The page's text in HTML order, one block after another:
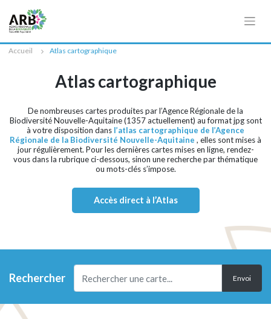
Accueil Atlas cartographique
Atlas cartographique
De nombreuses cartes produites par l’Agence Régionale de la
Biodiversité Nouvelle-Aquitaine (1357 actuellement) au format jpg sont
à votre disposition dans l’atlas cartographique de l’Agence
Régionale de la Biodiversité Nouvelle-Aquitaine , elles sont mises à
jour régulièrement. Pour les dernières cartes mises en ligne, rendez-
vous dans la rubrique ci-dessous, sinon une recherche par thématique
ou mots-clés s’impose.
Accès direct à l’Atlas
Rechercher Envoi